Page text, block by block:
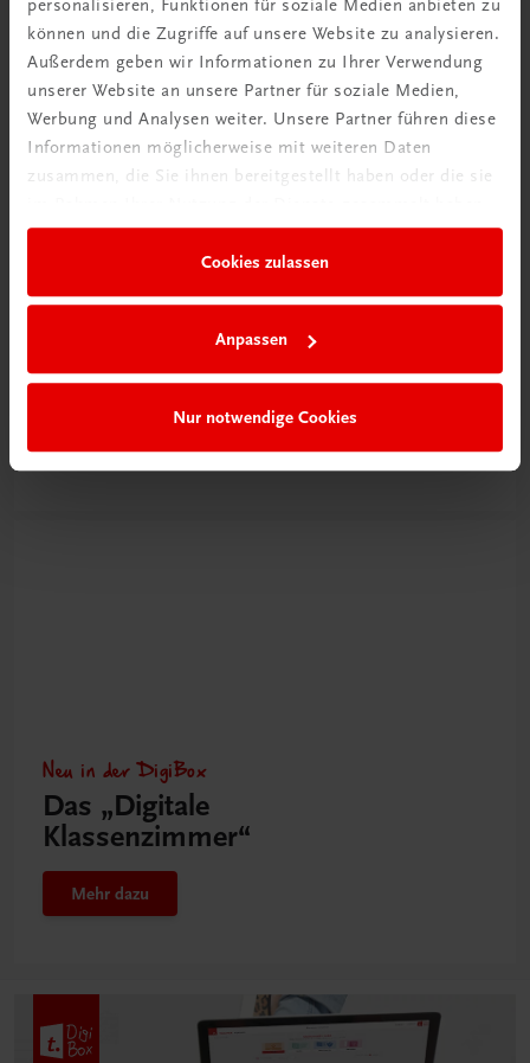
personalisieren, Funktionen für soziale Medien anbieten zu
können und die Zugriffe auf unsere Website zu analysieren.
Außerdem geben wir Informationen zu Ihrer Verwendung
unserer Website an unsere Partner für soziale Medien,
Werbung und Analysen weiter. Unsere Partner führen diese
Informationen möglicherweise mit weiteren Daten
zusammen, die Sie ihnen bereitgestellt haben oder die sie
Cookies zulassen
Anpassen
Nur notwendige Cookies
Ratgeber Schulpraxis
Neu in der DigiBox
Das „Digitale
Klassenzimmer“
Mehr dazu